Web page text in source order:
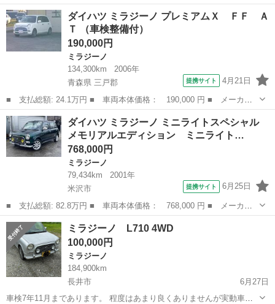
名： ダイハツ ■ 車種名： ミラジーノ ■ グレード名： ミニラ
イトスペシャル バックカメラ キーレスエントリー ＡＴ ＣＤ
ＤＶＤ再生 ＵＳ...
山形 西村山郡
ダイハツ ミラジーノ プレミアムＸ ＦＦ Ａ
Ｔ （車検整備付）
190,000円
ミラジーノ
134,300km
2006年
青森県 三戸郡
提携サイト 4月21日
■ 支払総額: 24.1万円 ■ 車両本体価格： 190,000 円 ■ メーカー
名： ダイハツ ■ 車種名： ミラジーノ ■ グレード名： プレミ
アムＸ ＦＦ ＡＴ ■ 排気量： 660cc ■ ドア枚数： 5D ■ ミ...
青森 三戸郡 ミラジーノ
ダイハツ ミラジーノ ミニライトスペシャル
メモリアルエディション ミニライト…
768,000円
ミラジーノ
79,434km
2001年
米沢市
提携サイト 6月25日
■ 支払総額: 82.8万円 ■ 車両本体価格： 768,000 円 ■ メーカー
名： ダイハツ ■ 車種名： ミラジーノ ■ グレード名： ミニラ
イトスペシャル メモリアルエディション ミニライトスペシャル
メモリアルエ...
山形 米沢市
ミラジーノ L710 4WD
100,000円
ミラジーノ
184,900km
長井市
6月27日
車検7年11月まであります。 程度はあまり良くありませんが実動車で